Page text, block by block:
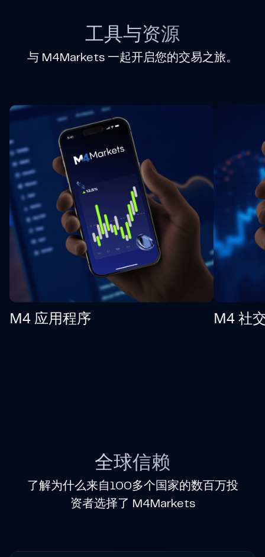
工具与资源
与 M4Markets 一起开启您的交易之旅。
M4 应用程序 M4 社
全球信赖
了解为什么来自100多个国家的数百万投
资者选择了 M4Markets